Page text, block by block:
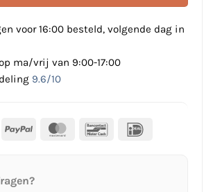
voor 16:00 besteld, volgende dag in
ma/vrij van 9:00-17:00
9.6/10
PayPal MasterCardBancontact